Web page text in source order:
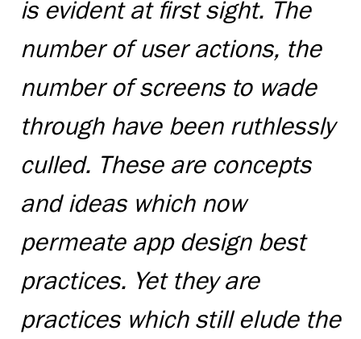
is evident at first sight. The
number of user actions, the
number of screens to wade
through have been ruthlessly
culled. These are concepts
and ideas which now
permeate app design best
practices. Yet they are
practices which still elude the